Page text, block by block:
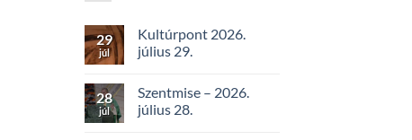
29
júl
Kultúrpont 2026.
július 29.
28
júl
Szentmise – 2026.
július 28.